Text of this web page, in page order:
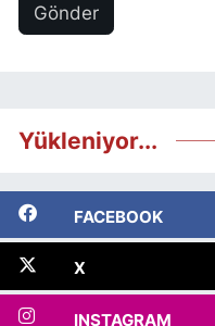
Gönder
Yükleniyor...
FACEBOOK
X
INSTAGRAM